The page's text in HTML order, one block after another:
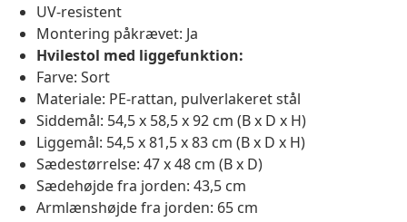
UV-resistent
Montering påkrævet: Ja
Hvilestol med liggefunktion:
Farve: Sort
Materiale: PE-rattan, pulverlakeret stål
Siddemål: 54,5 x 58,5 x 92 cm (B x D x H)
Liggemål: 54,5 x 81,5 x 83 cm (B x D x H)
Sædestørrelse: 47 x 48 cm (B x D)
Sædehøjde fra jorden: 43,5 cm
Armlænshøjde fra jorden: 65 cm